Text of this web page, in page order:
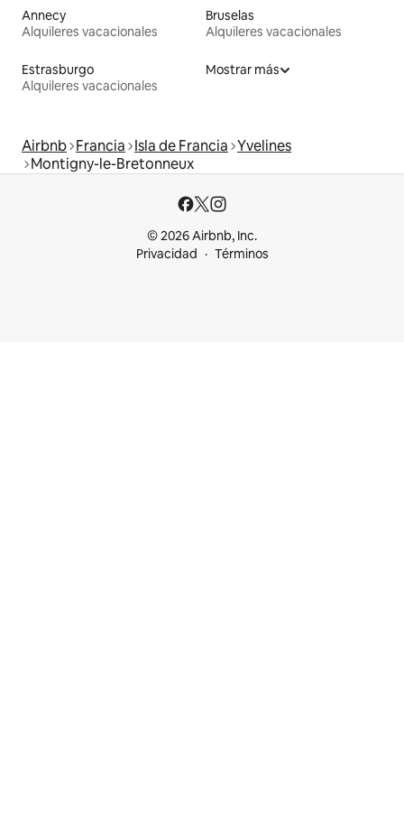
Annecy
Alquileres vacacionales
Bruselas
Alquileres vacacionales
Estrasburgo
Alquileres vacacionales
Mostrar más
Airbnb Francia Isla de Francia Yvelines
Montigny-le-Bretonneux
© 2026 Airbnb, Inc.
Privacidad
Términos